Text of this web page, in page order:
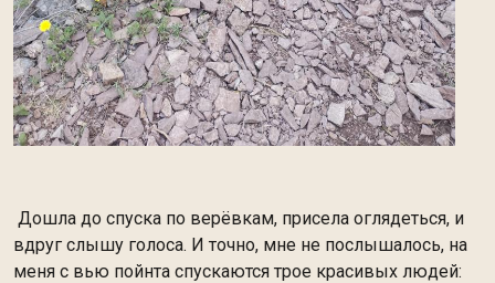
Дошла до спуска по верёвкам, присела оглядеться, и
вдруг слышу голоса. И точно, мне не послышалось, на
меня с вью пойнта спускаются трое красивых людей: